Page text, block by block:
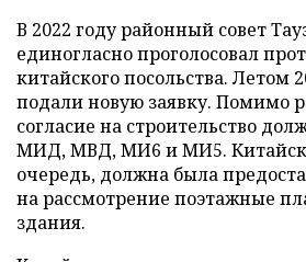
В 2022 году районный совет
единогласно проголосовал
китайского посольства. Летом
подали новую заявку. Помимо
согласие на строительство
МИД, МВД, МИ6 и МИ5.
очередь, должна была
на рассмотрение поэтажные
здания.